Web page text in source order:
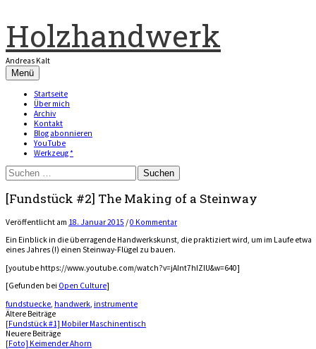
überspringen
Holzhandwerk
Andreas Kalt
Menü
Startseite
Über mich
Archiv
Kontakt
Blog abonnieren
YouTube
Werkzeug *
Suchen
nach:
[Fundstück #2] The Making of a Steinway
Veröffentlicht am 18. Januar 2015 /0 Kommentar
Ein Einblick in die überragende Handwerkskunst, die praktiziert wird, um im Laufe etwa
eines Jahres (!) einen Steinway-Flügel zu bauen.
[youtube https://www.youtube.com/watch?v=jAInt7hIZlU&w=640]
[Gefunden bei Open Culture]
fundstuecke handwerk instrumente
Beitragsnavigation
Ältere Beiträge
[Fundstück #1] Mobiler Maschinentisch
Neuere Beiträge
[Foto] Keimender Ahorn